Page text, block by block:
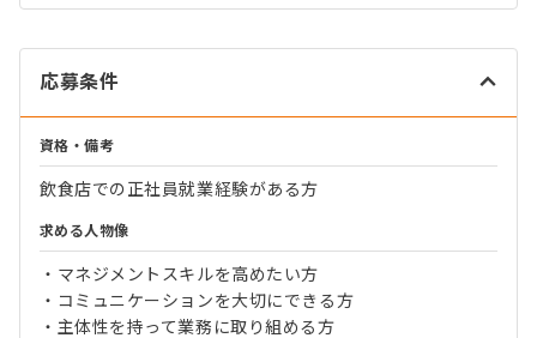
応募条件
資格・備考
飲食店での正社員就業経験がある方
求める人物像
・マネジメントスキルを高めたい方
・コミュニケーションを大切にできる方
・主体性を持って業務に取り組める方